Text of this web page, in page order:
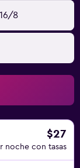
hay
8
$27
noche con tasas